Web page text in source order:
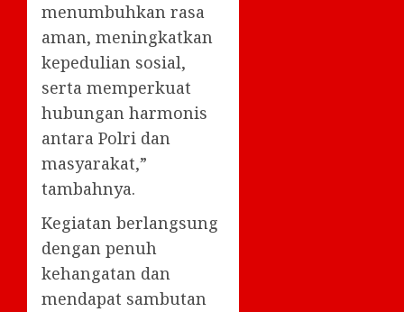
menumbuhkan rasa
aman, meningkatkan
kepedulian sosial,
serta memperkuat
hubungan harmonis
antara Polri dan
masyarakat,”
tambahnya.
Kegiatan berlangsung
dengan penuh
kehangatan dan
mendapat sambutan